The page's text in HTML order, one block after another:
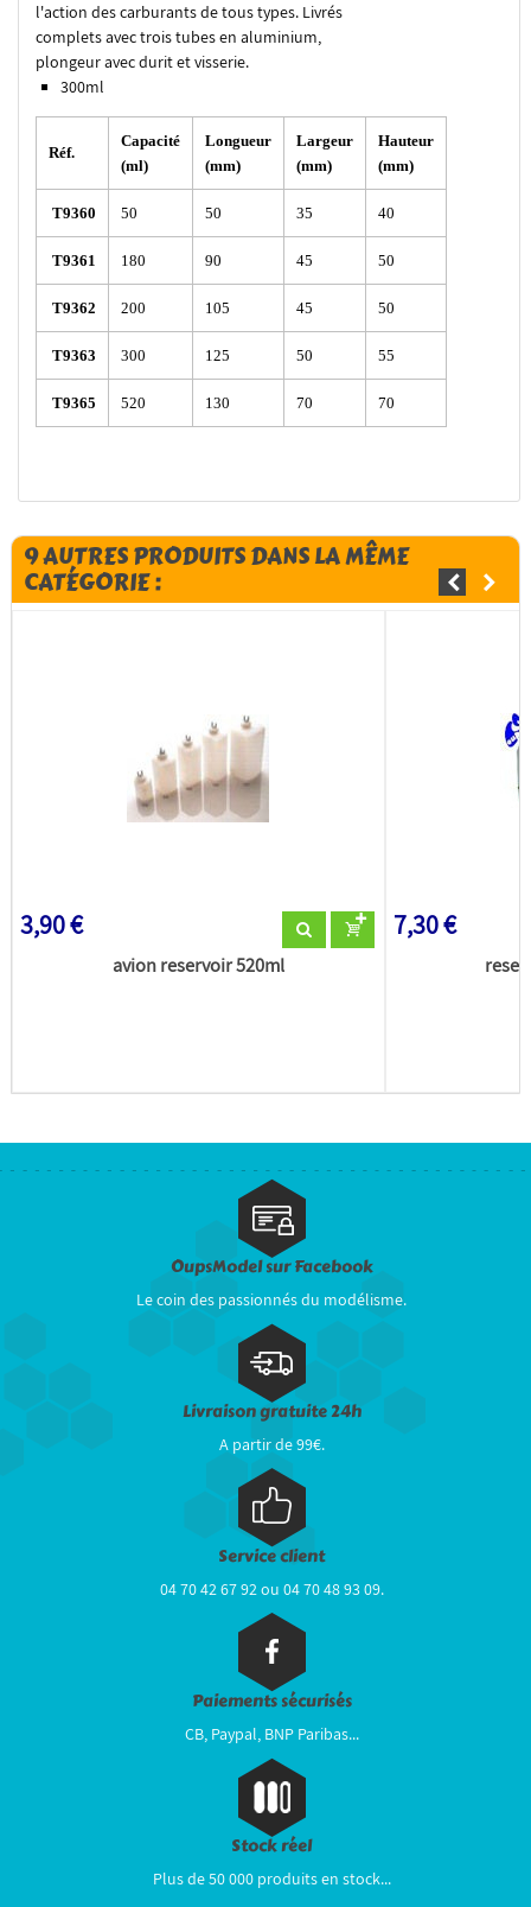
l'action des carburants de tous types. Livrés
complets avec trois tubes en aluminium,
plongeur avec durit et visserie.
300ml
Réf.
Capacité
(ml)
Longueur
(mm)
Largeur
(mm)
Hauteur
(mm)
T9360 50 50 35 40
T9361 180 90 45 50
T9362 200 105 45 50
T9363 300 125 50 55
T9365 520 130 70 70
9 AUTRES PRODUITS DANS LA MÊME
CATÉGORIE :
3,90 €
avion reservoir 520ml
7,30 €
OupsModel sur Facebook
Le coin des passionnés du modélisme.
Livraison gratuite 24h
A partir de 99€.
Service client
04 70 42 67 92 ou 04 70 48 93 09.
Paiements sécurisés
CB, Paypal, BNP Paribas...
Stock réel
Plus de 50 000 produits en stock...